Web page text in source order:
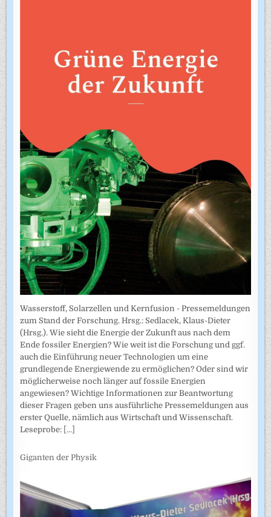
Wasserstoff, Solarzellen und Kernfusion - Pressemeldungen
zum Stand der Forschung. Hrsg.: Sedlacek, Klaus-Dieter
(Hrsg.). Wie sieht die Energie der Zukunft aus nach dem
Ende fossiler Energien? Wie weit ist die Forschung und ggf.
auch die Einführung neuer Technologien um eine
grundlegende Energiewende zu ermöglichen? Oder sind wir
möglicherweise noch länger auf fossile Energien
angewiesen? Wichtige Informationen zur Beantwortung
dieser Fragen geben uns ausführliche Pressemeldungen aus
erster Quelle, nämlich aus Wirtschaft und Wissenschaft.
Leseprobe: [...]
Giganten der Physik